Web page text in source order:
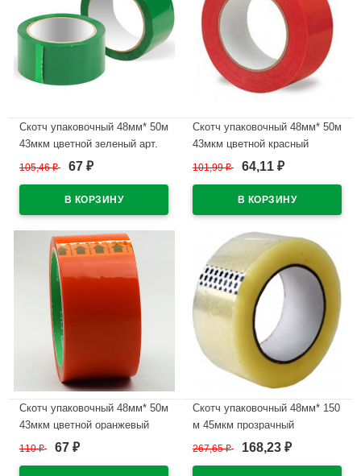
Скотч упаковочный 48мм* 50м
43мкм цветной зеленый арт.
В наличии
105,46₽ 67 ₽
Скотч упаковочный 48мм* 50м
43мкм цветной красный
В наличии
101,99₽ 64,11 ₽
Скотч упаковочный 48мм* 50м
43мкм цветной оранжевый
110₽ 67 ₽
Скотч упаковочный 48мм* 150
м 45мкм прозрачный
В наличии
267,65₽ 168,23 ₽